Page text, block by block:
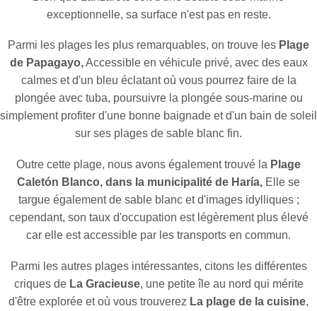
exceptionnelle, sa surface n'est pas en reste.
Parmi les plages les plus remarquables, on trouve les Plage
de Papagayo,Accessible en véhicule privé, avec des eaux
calmes et d'un bleu éclatant où vous pourrez faire de la
plongée avec tuba, poursuivre la plongée sous-marine ou
simplement profiter d'une bonne baignade et d'un bain de soleil
sur ses plages de sable blanc fin.
Outre cette plage, nous avons également trouvé la Plage
Caletón Blanco, dans la municipalité de Haría, Elle se
targue également de sable blanc et d'images idylliques ;
cependant, son taux d'occupation est légèrement plus élevé
car elle est accessible par les transports en commun.
Parmi les autres plages intéressantes, citons les différentes
criques de La Gracieuse, une petite île au nord qui mérite
d'être explorée et où vous trouverez La plage de la cuisine,